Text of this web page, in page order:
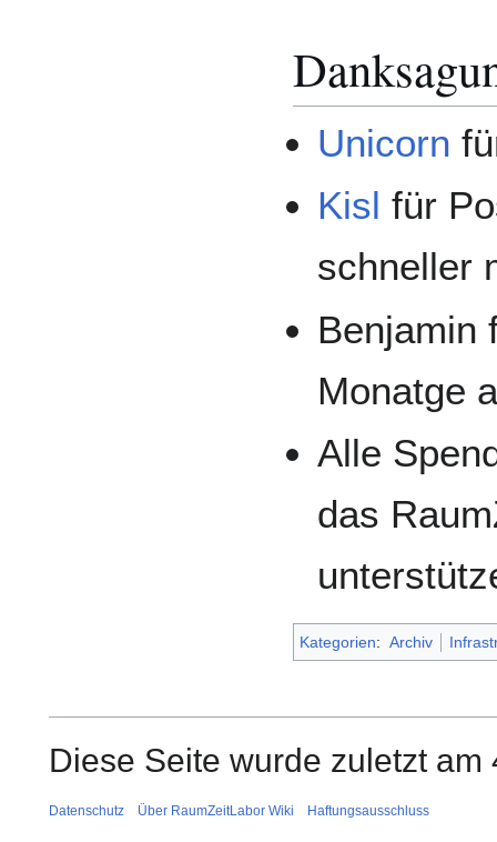
Unicorn
Kisl für
schneller
Benjamin
Monatge
Alle
das
Kategorien: Archiv
Diese Seite wurde zuletzt
Datenschutz Über RaumZeitLabor Wiki Haftungsausschluss